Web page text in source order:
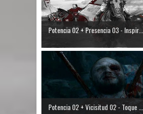
Potencia 02 + Presencia 03 - Inspir...
Potencia 02 + Vicisitud 02 - Toque ...